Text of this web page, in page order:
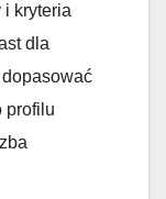
i kryteria
dla
profilu